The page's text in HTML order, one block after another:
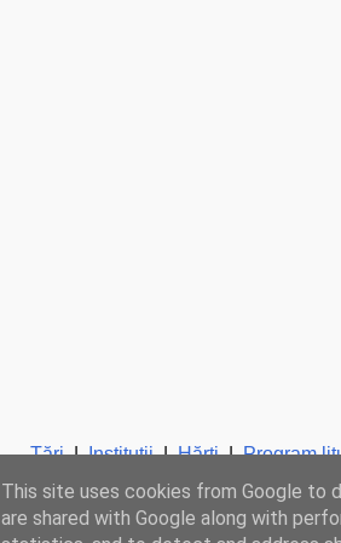
Ţări|Instituţii|Hărţi|Program
This site uses cookies from Google to
are shared with Google along with